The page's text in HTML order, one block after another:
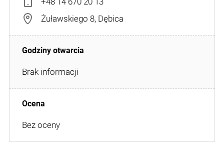
Żuławskiego 8, Dębica
Brak informacji
Bez oceny